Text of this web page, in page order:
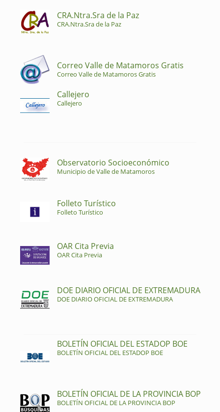
CRA.Ntra.Sra de la Paz
CRA.Ntra.Sra de la Paz
Correo Valle de Matamoros Gratis
Correo Valle de Matamoros Gratis
Callejero
Callejero
Observatorio Socioeconómico
Municipio de Valle de Matamoros
Folleto Turístico
Folleto Turístico
OAR Cita Previa
OAR Cita Previa
DOE DIARIO OFICIAL DE EXTREMADURA
DOE DIARIO OFICIAL DE EXTREMADURA
BOLETÍN OFICIAL DEL ESTADOP BOE
BOLETÍN OFICIAL DEL ESTADOP BOE
BOLETÍN OFICIAL DE LA PROVINCIA BOP
BOLETÍN OFICIAL DE LA PROVINCIA BOP